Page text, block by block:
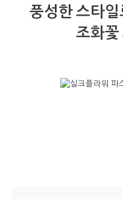
풍성한 스타
조화꽃